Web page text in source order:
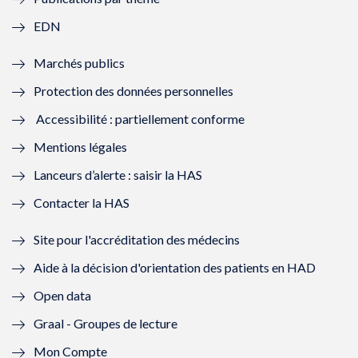
f
n
ê
t
r
e
)
e
n
ê
r
)
ê
t
e
ê
)
EDN
Marchés publics
Protection des données personnelles
Accessibilité : partiellement conforme
Mentions légales
Lanceurs d’alerte : saisir la HAS
Contacter la HAS
Site pour l'accréditation des médecins
Aide à la décision d'orientation des patients en HAD
Open data
Graal - Groupes de lecture
Mon Compte